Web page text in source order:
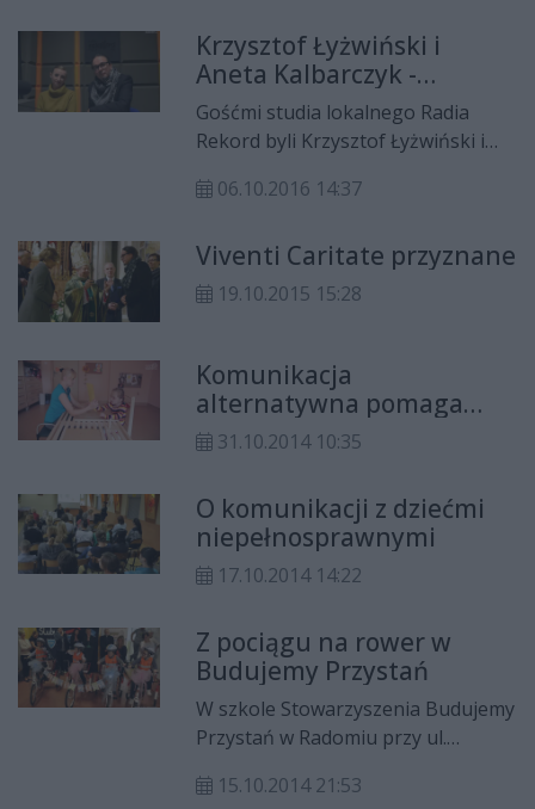
będą przygotowywać się do
podjęcia samodzielnego życia.
Krzysztof Łyżwiński i
Aneta Kalbarczyk -
rozmowa w Radiu Rekord
Gośćmi studia lokalnego Radia
Rekord byli Krzysztof Łyżwiński i
stowarzyszenia "Budujemy
Pawłowska-Krać.
06.10.2016 14:37
Viventi Caritate przyznane
19.10.2015 15:28
Komunikacja
alternatywna pomaga
chorym dzieciom
31.10.2014 10:35
O komunikacji z dziećmi
niepełnosprawnymi
17.10.2014 14:22
Z pociągu na rower w
Budujemy Przystań
W szkole Stowarzyszenia Budujemy
Przystań w Radomiu przy ul.
obchodzono Święto Edukacji
15.10.2014 21:53